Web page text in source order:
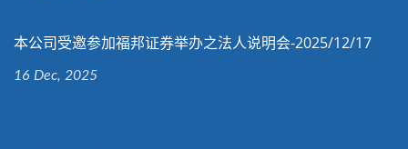
本公司受邀参加福邦证券举办之法人说明会-2025/12/17
16 Dec, 2025